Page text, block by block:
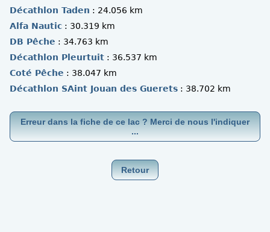
Décathlon Taden : 24.056 km
Alfa Nautic : 30.319 km
DB Pêche : 34.763 km
Décathlon Pleurtuit : 36.537 km
Coté Pêche : 38.047 km
Décathlon SAint Jouan des Guerets : 38.702 km
Erreur dans la fiche de ce lac ? Merci de nous l'indiquer
...
Retour